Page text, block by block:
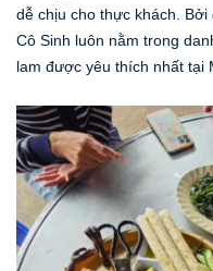
dễ chịu cho thực khách. Bởi
Cô Sinh luôn nằm trong
lam được yêu thích nhất tại